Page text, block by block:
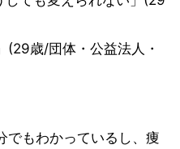
(29歳/団体・公益法人・
でもわかっているし、痩